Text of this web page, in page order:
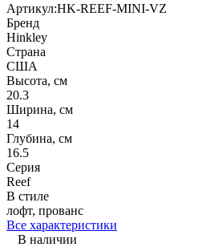
Артикул:HK-REEF-MINI-VZ
Бренд
Hinkley
Страна
США
Высота, см
20.3
Ширина, см
14
Глубина, см
16.5
Серия
Reef
В стиле
лофт, прованс
Все характеристики
В наличии